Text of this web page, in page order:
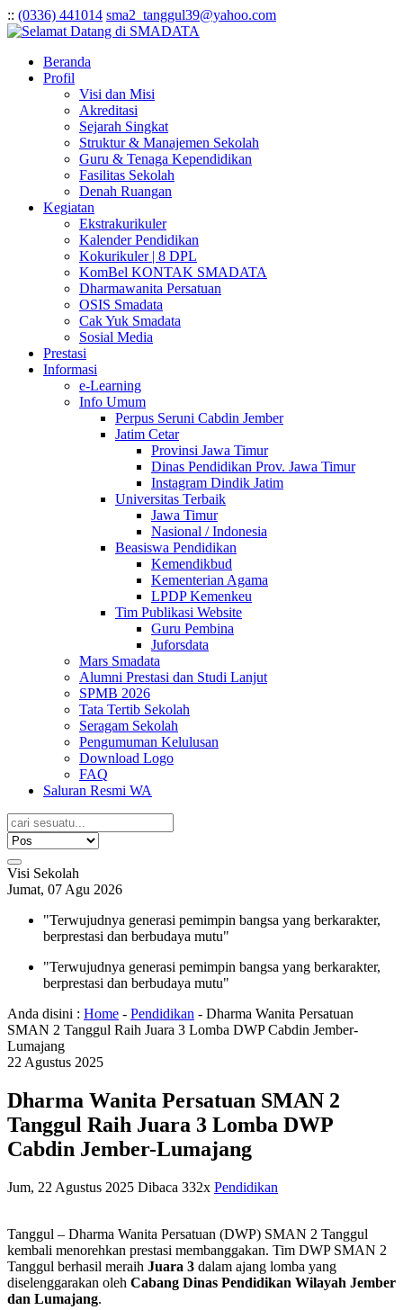
:: (0336) 441014 sma2_tanggul39@yahoo.com
Beranda
Profil
Visi dan Misi
Akreditasi
Sejarah Singkat
Struktur & Manajemen Sekolah
Guru & Tenaga Kependidikan
Fasilitas Sekolah
Denah Ruangan
Kegiatan
Ekstrakurikuler
Kalender Pendidikan
Kokurikuler | 8 DPL
KomBel KONTAK SMADATA
Dharmawanita Persatuan
OSIS Smadata
Cak Yuk Smadata
Sosial Media
Prestasi
Informasi
e-Learning
Info Umum
Perpus Seruni Cabdin Jember
Jatim Cetar
Provinsi Jawa Timur
Dinas Pendidikan Prov. Jawa Timur
Instagram Dindik Jatim
Universitas Terbaik
Jawa Timur
Nasional / Indonesia
Beasiswa Pendidikan
Kemendikbud
Kementerian Agama
LPDP Kemenkeu
Tim Publikasi Website
Guru Pembina
Juforsdata
Mars Smadata
Alumni Prestasi dan Studi Lanjut
SPMB 2026
Tata Tertib Sekolah
Seragam Sekolah
Pengumuman Kelulusan
Download Logo
FAQ
Saluran Resmi WA
Visi Sekolah
Jumat, 07 Agu 2026
"Terwujudnya generasi pemimpin bangsa yang berkarakter,
berprestasi dan berbudaya mutu"
"Terwujudnya generasi pemimpin bangsa yang berkarakter,
berprestasi dan berbudaya mutu"
Anda disini : Home - Pendidikan - Dharma Wanita Persatuan
SMAN 2 Tanggul Raih Juara 3 Lomba DWP Cabdin Jember-
Lumajang
22 Agustus 2025
Dharma Wanita Persatuan SMAN 2
Tanggul Raih Juara 3 Lomba DWP
Cabdin Jember-Lumajang
Jum, 22 Agustus 2025 Dibaca 332x Pendidikan
Tanggul – Dharma Wanita Persatuan (DWP) SMAN 2 Tanggul
kembali menorehkan prestasi membanggakan. Tim DWP SMAN 2
Tanggul berhasil meraih Juara 3 dalam ajang lomba yang
diselenggarakan oleh Cabang Dinas Pendidikan Wilayah Jember
dan Lumajang.